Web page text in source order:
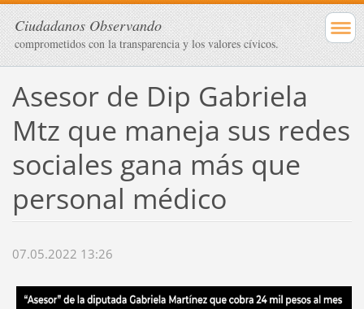
Ciudadanos Observando
comprometidos con la transparencia y los valores cívicos.
Asesor de Dip Gabriela
Mtz que maneja sus redes
sociales gana más que
personal médico
07.05.2022 13:26